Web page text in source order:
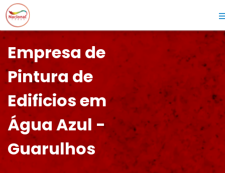
Empresa de
Pintura de
Edificios em
Água Azul -
Guarulhos